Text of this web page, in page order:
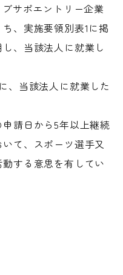
サポエントリー企業
ち、実施要領別表1に掲
、当該法人に就業し
、当該法人に就業した
請日から5年以上継続
て、スポーツ選手又
する意思を有してい